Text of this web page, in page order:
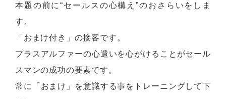
本題の前に“セールスの心構え”のおさらいをしま
す。
「おまけ付き」の接客です。
プラスアルファーの心遣いを心がけることがセール
スマンの成功の要素です。
常に「おまけ」を意識する事をトレーニングして下